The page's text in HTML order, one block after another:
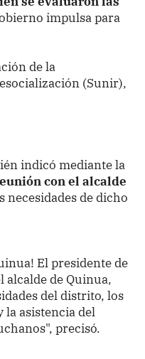
impulsa para
de la
(Sunir),
indicó mediante la
con el alcalde
necesidades de dicho
El presidente de
de Quinua,
del distrito, los
la asistencia del
precisó.